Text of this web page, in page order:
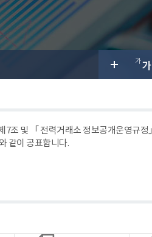
조 및 「 전력거래소 정보공개운영규정」
같이 공표합니다.